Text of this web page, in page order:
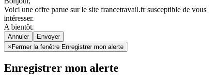
Voici une offre parue sur le site francetravail.fr susceptible de vous
intéresser.
A bientôt.
Annuler
× Fermer la fenêtre Enregistrer mon alerte
Enregistrer mon alerte